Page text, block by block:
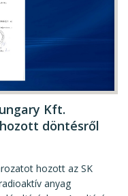
Kft.
döntésről
hozott az SK
anyag